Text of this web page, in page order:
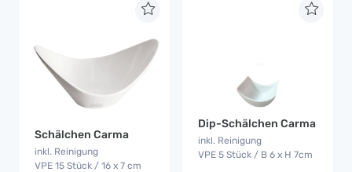
Schälchen Carma
inkl. Reinigung
VPE 15 Stück / 16 x 7 cm
Dip-Schälchen Carma
inkl. Reinigung
VPE 5 Stück / B 6 x H 7cm